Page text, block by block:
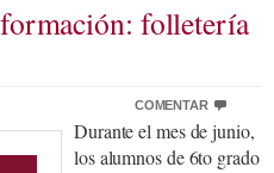
folletería
COMENTAR
Durante el mes de junio,
los alumnos de 6to grado